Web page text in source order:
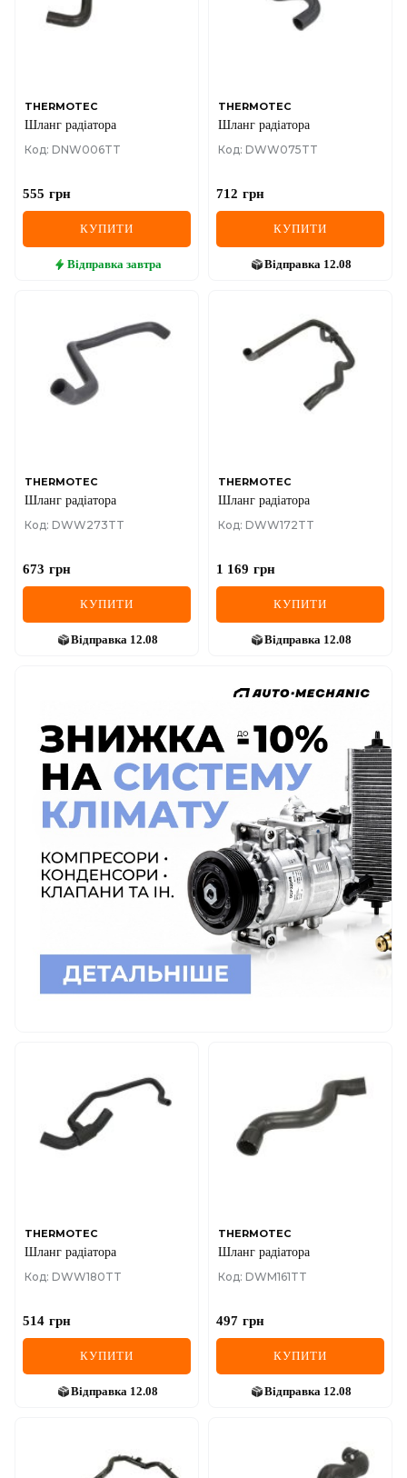
THERMOTEC
Шланг радіатора
Код: DNW006TT
555 грн
КУПИТИ
Відправка завтра
THERMOTEC
Шланг радіатора
Код: DWW075TT
712 грн
КУПИТИ
Відправка 12.08
THERMOTEC
Шланг радіатора
Код: DWW273TT
673 грн
КУПИТИ
Відправка 12.08
THERMOTEC
Шланг радіатора
Код: DWW172TT
1 169 грн
КУПИТИ
Відправка 12.08
THERMOTEC
Шланг радіатора
Код: DWW180TT
514 грн
КУПИТИ
Відправка 12.08
THERMOTEC
Шланг радіатора
Код: DWM161TT
497 грн
КУПИТИ
Відправка 12.08